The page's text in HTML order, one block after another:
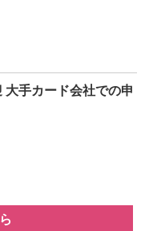
大手カード会社での申